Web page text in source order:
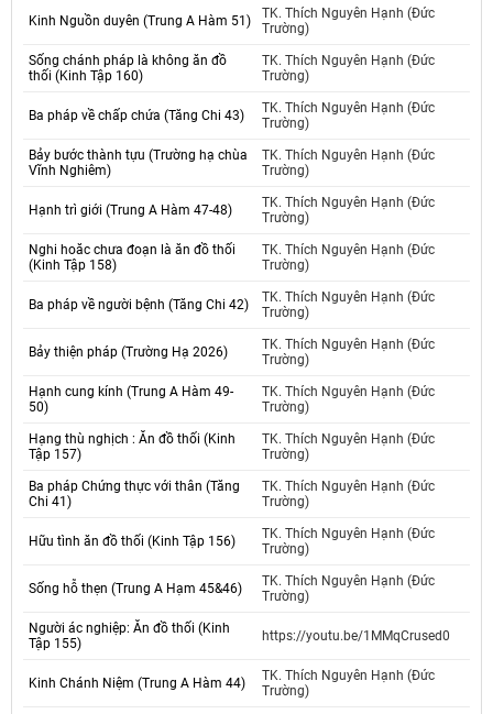
Kinh Nguồn duyên (Trung A Hàm 51)
TK. Thích Nguyên Hạnh (Đức
Trường)
Sống chánh pháp là không ăn đồ
thối (Kinh Tập 160)
TK. Thích Nguyên Hạnh (Đức
Trường)
Ba pháp về chấp chứa (Tăng Chi 43)
TK. Thích Nguyên Hạnh (Đức
Trường)
Bảy bước thành tựu (Trường hạ chùa
Vĩnh Nghiêm)
TK. Thích Nguyên Hạnh (Đức
Trường)
Hạnh trì giới (Trung A Hàm 47-48)
TK. Thích Nguyên Hạnh (Đức
Trường)
Nghi hoăc chưa đoạn là ăn đồ thối
(Kinh Tập 158)
TK. Thích Nguyên Hạnh (Đức
Trường)
Ba pháp về người bệnh (Tăng Chi 42)
TK. Thích Nguyên Hạnh (Đức
Trường)
Bảy thiện pháp (Trường Hạ 2026)
TK. Thích Nguyên Hạnh (Đức
Trường)
Hạnh cung kính (Trung A Hàm 49-
50)
TK. Thích Nguyên Hạnh (Đức
Trường)
Hạng thù nghịch : Ăn đồ thối (Kinh
Tập 157)
TK. Thích Nguyên Hạnh (Đức
Trường)
Ba pháp Chứng thực với thân (Tăng
Chi 41)
TK. Thích Nguyên Hạnh (Đức
Trường)
Hữu tình ăn đồ thối (Kinh Tập 156)
TK. Thích Nguyên Hạnh (Đức
Trường)
Sống hỗ thẹn (Trung A Hạm 45&46)
TK. Thích Nguyên Hạnh (Đức
Trường)
Người ác nghiệp: Ăn đồ thối (Kinh
Tập 155)
https://youtu.be/1MMqCrused0
Kinh Chánh Niệm (Trung A Hàm 44)
TK. Thích Nguyên Hạnh (Đức
Trường)